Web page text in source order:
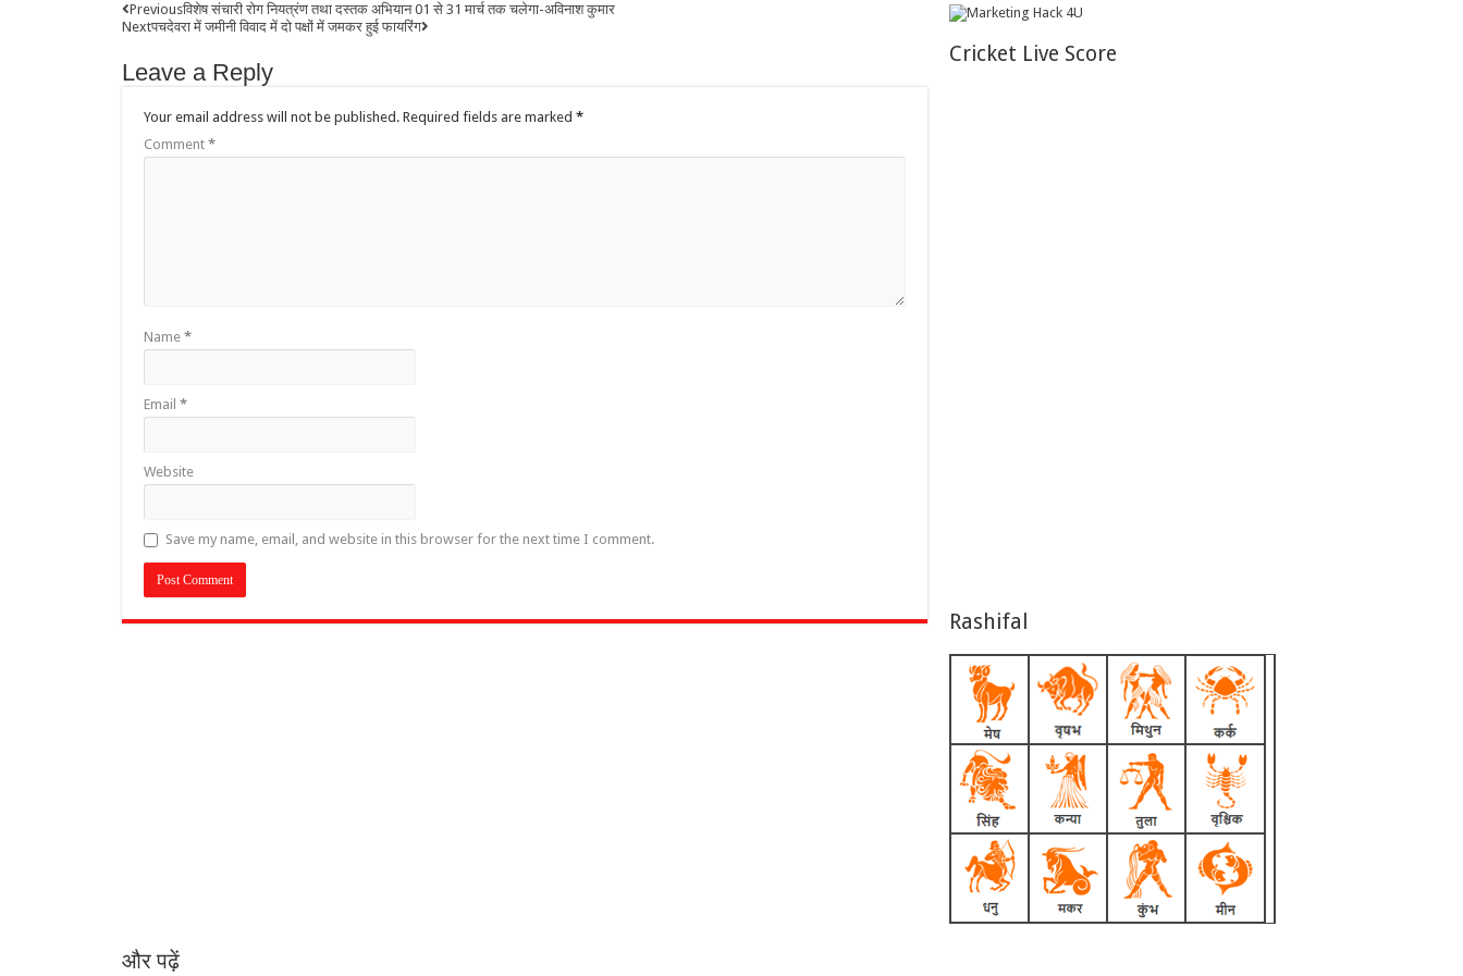
Previousविशेष संचारी रोग नियत्रंण तथा दस्तक अभियान 01 से 31 मार्च तक चलेगा-अविनाश कुमार
Nextपचदेवरा में जमीनी विवाद में दो पक्षों में जमकर हुई फायरिंग
Leave a Reply
Your email address will not be published. Required fields are marked *
Comment *
Name *
Email *
Website
Save my name, email, and website in this browser for the next time I comment.
Cricket Live Score
Rashifal
और पढ़ें